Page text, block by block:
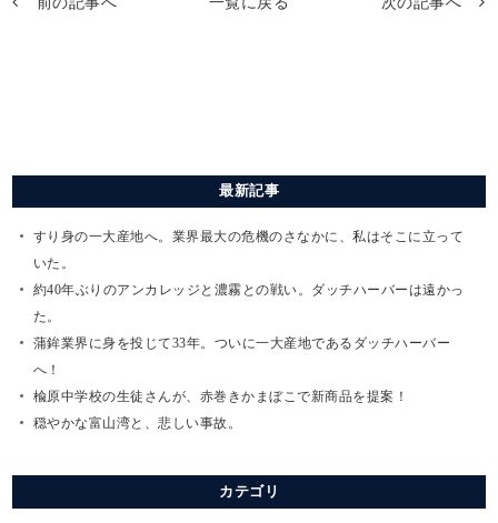
最新記事
すり身の一大産地へ。業界最大の危機のさなかに、私はそこに立って
いた。
約40年ぶりのアンカレッジと濃霧との戦い。ダッチハーバーは遠かっ
た。
蒲鉾業界に身を投じて33年。ついに一大産地であるダッチハーバー
へ！
楡原中学校の生徒さんが、赤巻きかまぼこで新商品を提案！
穏やかな富山湾と、悲しい事故。
カテゴリ